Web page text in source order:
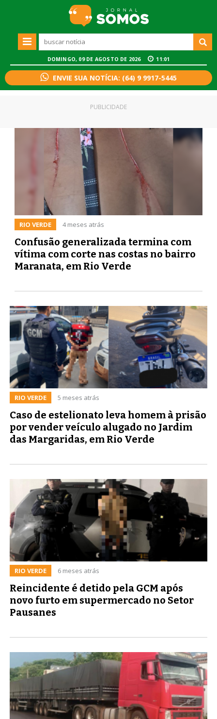
DOMINGO, 09 DE AGOSTO DE 2026 11:01
ENVIE SUA NOTÍCIA: (64) 9 9917-5445
RIO VERDE 4 meses atrás
Confusão generalizada termina com
vítima com corte nas costas no bairro
Maranata, em Rio Verde
PUBLICIDADE
RIO VERDE 5 meses atrás
Caso de estelionato leva homem à prisão
por vender veículo alugado no Jardim
das Margaridas, em Rio Verde
RIO VERDE 6 meses atrás
Reincidente é detido pela GCM após
novo furto em supermercado no Setor
Pausanes